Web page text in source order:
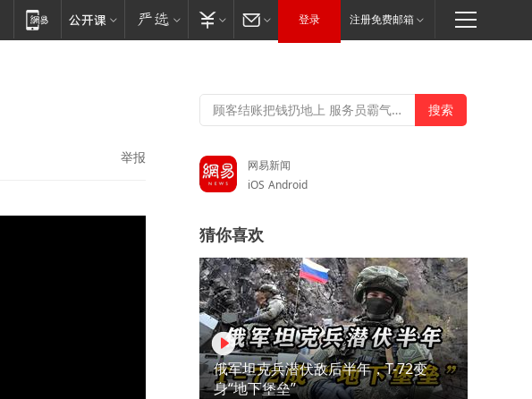
登录 注册免费邮箱
举报
网易新闻
iOS Android
猜你喜欢
俄军坦克兵潜伏敌后半年，T-72变
身“地下堡垒”